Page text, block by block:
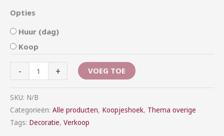
Opties
Huur (dag)
Koop
- + VOEG TOE
SKU: N/B
Categorieën: Alle producten, Koopjeshoek, Thema overige
Tags: Decoratie, Verkoop